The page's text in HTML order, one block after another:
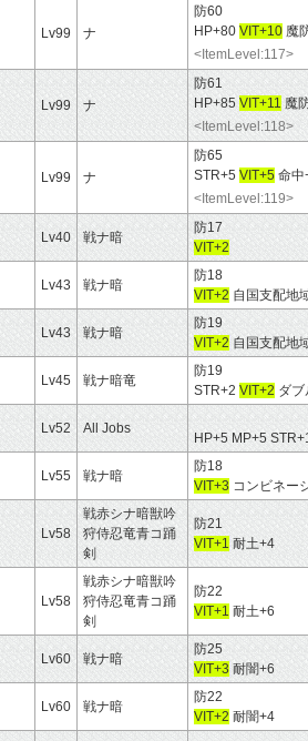
Lv99 ナ
防60
HP+80 VIT+10 魔
<ItemLevel:117>
Lv99 ナ
防61
HP+85 VIT+11 魔
<ItemLevel:118>
Lv99 ナ
防65
STR+5 VIT+5 命中
<ItemLevel:119>
Lv40 戦ナ暗
防17
VIT+2
Lv43 戦ナ暗
防18
VIT+2 自国支配地
Lv43 戦ナ暗
防19
VIT+2 自国支配地
Lv45 戦ナ暗竜
防19
STR+2 VIT+2 ダ
Lv52 All Jobs
HP+5 MP+5
Lv55 戦ナ暗
防18
VIT+3 コンビネー
Lv58
戦赤シナ暗獣吟
狩侍忍竜青コ踊
剣
防21
VIT+1 耐土+4
Lv58
戦赤シナ暗獣吟
狩侍忍竜青コ踊
剣
防22
VIT+1 耐土+6
Lv60 戦ナ暗
防25
VIT+3 耐闇+6
Lv60 戦ナ暗
防22
VIT+2 耐闇+4